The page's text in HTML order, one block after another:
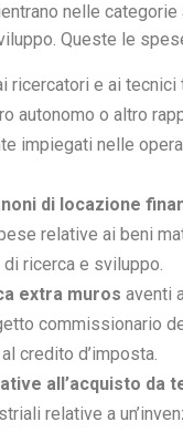
nelle
Queste le
ricercatori e ai
autonomo o altro
impiegati nelle
di locazione
relative ai beni
ricerca e sviluppo.
extra muros aventi
commissionario
credito d’imposta.
all’acquisto da
relative a